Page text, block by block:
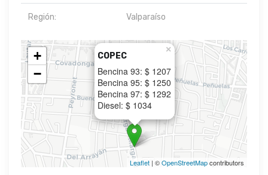
Región: Valparaíso
COPEC
Bencina 93: $ 1207
Bencina 95: $ 1250
Bencina 97: $ 1292
Diesel: $ 1034
×
+
−
Leaflet | ©OpenStreetMapcontributors